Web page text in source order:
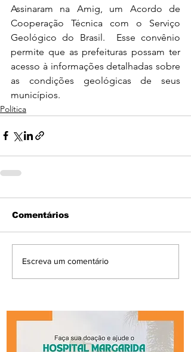
Assinaram na Amig, um Acordo de
Cooperação Técnica com o Serviço
Geológico do Brasil.  Esse convênio
permite que as prefeituras possam ter
acesso à informações detalhadas sobre
as condições geológicas de seus
municípios.
Política
Comentários
Escreva um comentário